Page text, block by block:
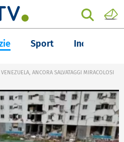
Sport Inchieste
ANCORA SALVATAGGI MIRACOLOSI